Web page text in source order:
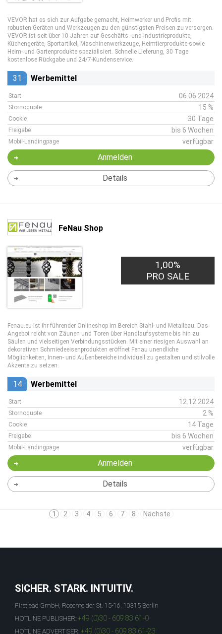
VEVOR hat es sich zur Aufgabe gemacht, Heimwerker und Profis mit
robusten Geräten und Werkzeugen zu den günstigsten Preisen zu versorgen.
VEVOR ist seit über 10 Jahren auf Geschäfts- und Industrieprodukte,
Küchengeräte, Sportartikel, Maschinenwerkzeuge, Heimtierprodukte sowie
Heim- und Gartenprodukte spezialisiert. Schnelle Lieferung, 30 Tage
kostenlose Rückgabe und 24/7-Kundenservice.
31 Werbemittel
Start 06.06.2024
Stornoquote 15 %
Cookie 30 Tage
Freigabe bis 6 Wochen
Mobil-Landingpage verfügbar
Anmelden
Details
FeNau Shop
1,00%
PRO SALE
Fenau.eu ist Ihr führender Onlineshop im Bereich Stahl- und Metallbau. Das
Angebot reicht von Zäunen und Toren über Handlaufsysteme bis hin zu
Säulen und vielseitigen Verbindungsstücken. Mit einer riesigen Auswahl an
dekorativen Schmiedeeisenprodukten eröffnet Fenau unendliche
Möglichkeiten, Innen- und Außenbereiche individuell zu gestalten und stilvolle
Akzente zu setzen.
14 Werbemittel
Start 12.12.2024
Stornoquote 2 %
Cookie 14 Tage
Freigabe bis 6 Wochen
Mobil-Landingpage verfügbar
Anmelden
Details
1 2 3 4 5 6 7 8 Nächste
SICHER. STARK. INTUITIV.
Firstlead GmbH, Rosenfelder St. 15-16, 10315 Berlin
HOTLINE PUBLISHER: +49 (0)30 - 609 83 61-0
HOTLINE ADVERTISER: +49 (0)30 - 609 83 61-23